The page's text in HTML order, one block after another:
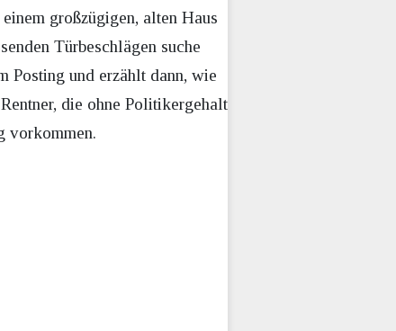
großzügigen, alten Haus
Türbeschlägen suche
Posting und erzählt dann, wie
die ohne Politikergehalt
vorkommen.